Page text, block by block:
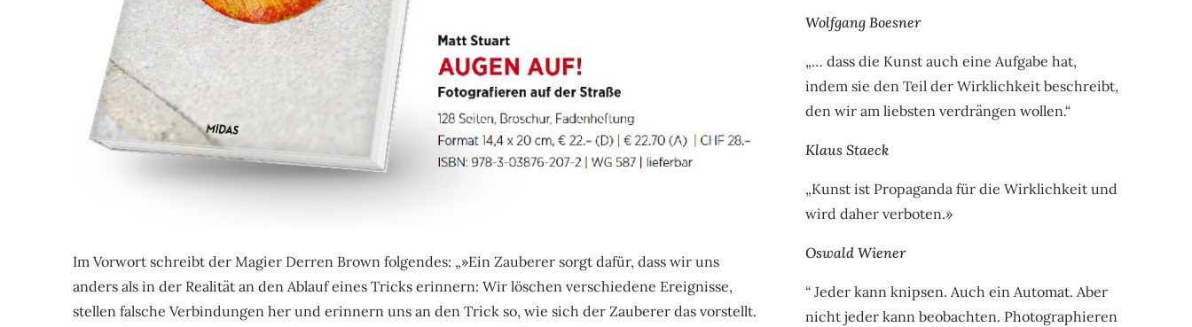
Im Vorwort schreibt der Magier Derren Brown folgendes: „»Ein Zauberer sorgt dafür, dass wir uns
anders als in der Realität an den Ablauf eines Tricks erinnern: Wir löschen verschiedene Ereignisse,
stellen falsche Verbindungen her und erinnern uns an den Trick so, wie sich der Zauberer das vorstellt.
Wolfgang Boesner
„… dass die Kunst auch eine Aufgabe hat,
indem sie den Teil der Wirklichkeit beschreibt,
den wir am liebsten verdrängen wollen.“
Klaus Staeck
„Kunst ist Propaganda für die Wirklichkeit und
wird daher verboten.»
Oswald Wiener
“ Jeder kann knipsen. Auch ein Automat. Aber
nicht jeder kann beobachten. Photographieren